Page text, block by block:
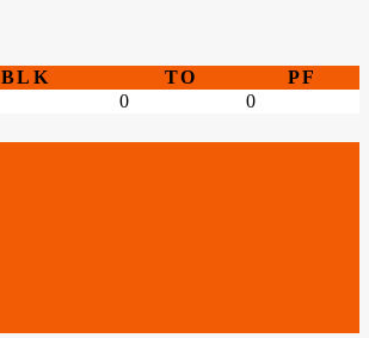
BLK TO
PF
0 0